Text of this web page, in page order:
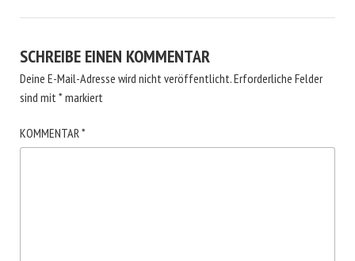
SCHREIBE EINEN KOMMENTAR
Deine E-Mail-Adresse wird nicht veröffentlicht.Erforderliche Felder
sind mit*markiert
KOMMENTAR*